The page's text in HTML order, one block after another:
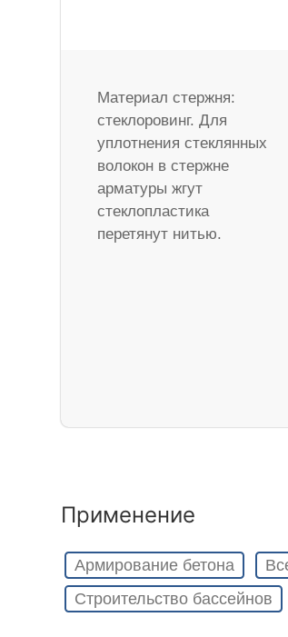
Материал стержня:
стеклоровинг. Для
уплотнения стеклянных
волокон в стержне
арматуры жгут
стеклопластика
перетянут нитью.
Применение
Армирование бетона
Строительство бассейнов